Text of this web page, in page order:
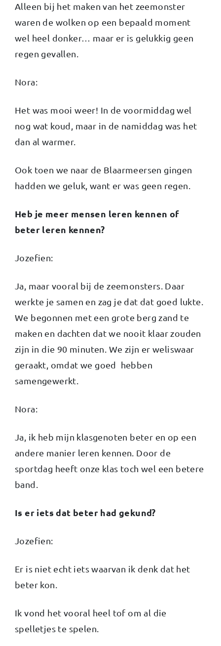
Alleen bij het maken van het zeemonster
waren de wolken op een bepaald moment
wel heel donker… maar er is gelukkig geen
regen gevallen.
Nora:
Het was mooi weer! In de voormiddag wel
nog wat koud, maar in de namiddag was het
dan al warmer.
Ook toen we naar de Blaarmeersen gingen
hadden we geluk, want er was geen regen.
Heb je meer mensen leren kennen of
beter leren kennen?
Jozefien:
Ja, maar vooral bij de zeemonsters. Daar
werkte je samen en zag je dat dat goed lukte.
We begonnen met een grote berg zand te
maken en dachten dat we nooit klaar zouden
zijn in die 90 minuten. We zijn er weliswaar
geraakt, omdat we goed hebben
samengewerkt.
Nora:
Ja, ik heb mijn klasgenoten beter en op een
andere manier leren kennen. Door de
sportdag heeft onze klas toch wel een betere
band.
Is er iets dat beter had gekund?
Jozefien:
Er is niet echt iets waarvan ik denk dat het
beter kon.
Ik vond het vooral heel tof om al die
spelletjes te spelen.